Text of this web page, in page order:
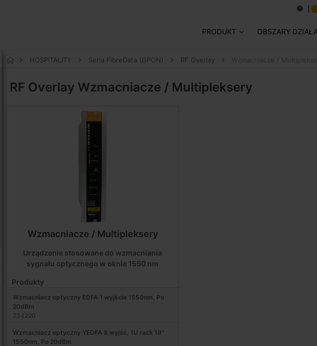
PRODUKT OBSZARY
HOSPITALITY Seria FibreData (GPON) RF Overlay
RF Overlay Wzmacniacze / Multipleksery
Wzmacniacze / Multipleksery
Urządzenie stosowane do wzmacniania
sygnału optycznego w oknie 1550 nm
Produkty
Wzmacniacz optyczny EDFA 1 wyjście 1550nm, Po
20dBm
234220
Wzmacniacz optyczny YEDFA 8 wyjść, 1U rack 19"
1550nm, Po 20dBm